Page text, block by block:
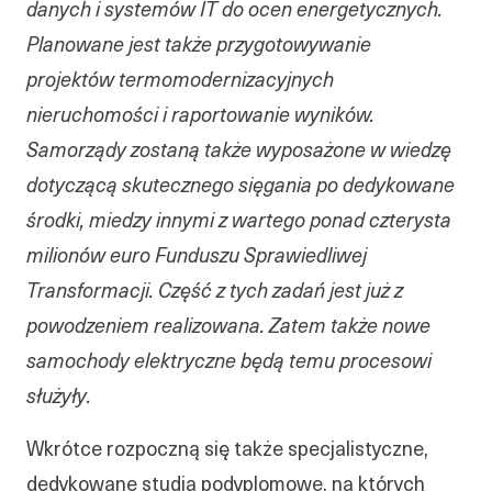
danych i systemów IT do ocen energetycznych.
Planowane jest także przygotowywanie
projektów termomodernizacyjnych
nieruchomości i raportowanie wyników.
Samorządy zostaną także wyposażone w wiedzę
dotyczącą skutecznego sięgania po dedykowane
środki, miedzy innymi z wartego ponad czterysta
milionów euro Funduszu Sprawiedliwej
Transformacji. Część z tych zadań jest już z
powodzeniem realizowana. Zatem także nowe
samochody elektryczne będą temu procesowi
służyły.
Wkrótce rozpoczną się także specjalistyczne,
dedykowane studia podyplomowe, na których